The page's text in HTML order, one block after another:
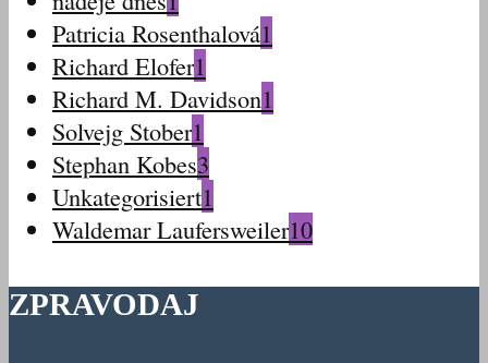
Patricia Rosenthalová1
Richard Elofer1
Richard M. Davidson1
Solvejg Stober1
Stephan Kobes3
Unkategorisiert1
Waldemar Laufersweiler10
ZPRAVODAJ